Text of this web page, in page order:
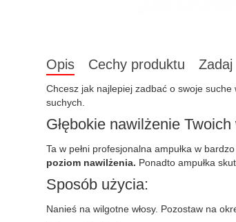
Opis Cechy produktu
Chcesz jak najlepiej zadbać o swoje suche
suchych.
Głębokie nawilżenie Twoich
Ta w pełni profesjonalna ampułka w
poziom nawilżenia. Ponadto ampułka
Sposób użycia:
Nanieś na wilgotne włosy. Pozostaw na